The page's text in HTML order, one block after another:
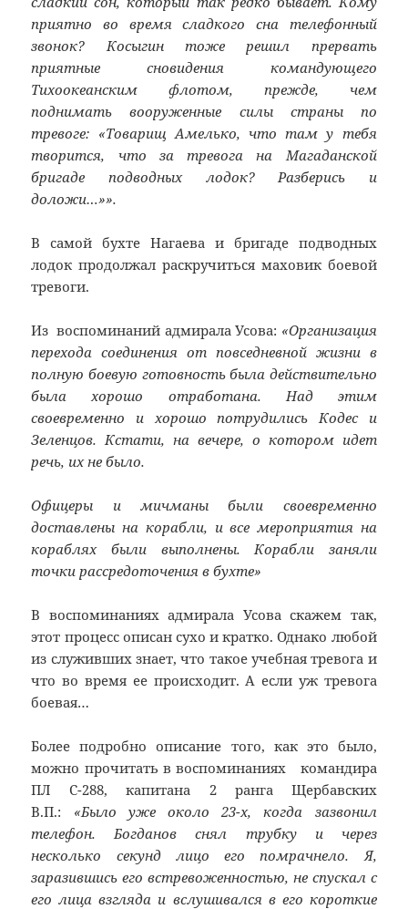
приятно во время сладкого сна телефонный
звонок? Косыгин тоже решил прервать
приятные сновидения командующего
Тихоокеанским флотом, прежде, чем
поднимать вооруженные силы страны по
тревоге: «Товарищ Амелько, что там у тебя
творится, что за тревога на Магаданской
бригаде подводных лодок? Разберись и
доложи…»».
В самой бухте Нагаева и бригаде подводных
лодок продолжал раскручиться маховик боевой
тревоги.
Из воспоминаний адмирала Усова: «Организация
перехода соединения от повседневной жизни в
полную боевую готовность была действительно
была хорошо отработана. Над этим
своевременно и хорошо потрудились Кодес и
Зеленцов. Кстати, на вечере, о котором идет
речь, их не было.
Офицеры и мичманы были своевременно
доставлены на корабли, и все мероприятия на
кораблях были выполнены. Корабли заняли
точки рассредоточения в бухте»
В воспоминаниях адмирала Усова скажем так,
этот процесс описан сухо и кратко. Однако любой
из служивших знает, что такое учебная тревога и
что во время ее происходит. А если уж тревога
боевая…
Более подробно описание того, как это было,
можно прочитать в воспоминаниях командира
ПЛ С-288, капитана 2 ранга Щербавских
В.П.: «Было уже около 23-х, когда зазвонил
телефон. Богданов снял трубку и через
несколько секунд лицо его помрачнело. Я,
заразившись его встревоженностью, не спускал с
его лица взгляда и вслушивался в его короткие